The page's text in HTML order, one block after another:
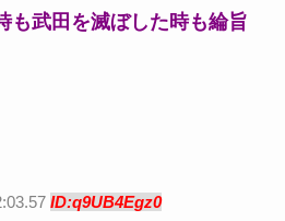
も武田を滅ぼした時も綸旨
ID:q9UB4Egz0